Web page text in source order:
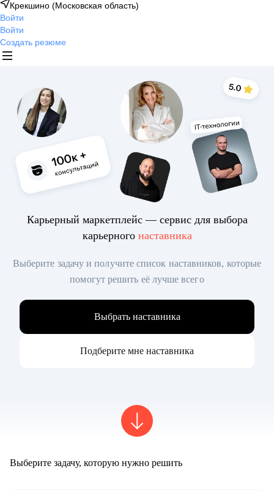
Крекшино (Московская область)
Войти
Войти
Создать резюме
Карьерный маркетплейс — сервис для выбора
карьерного наставника
Выберите задачу и получите список наставников, которые
помогут решить её лучше всего
Выбрать наставника
Подберите мне наставника
Выберите задачу, которую нужно решить